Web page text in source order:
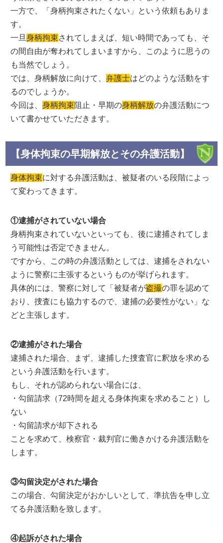
一方で、「身柄拘束されたくない」という依頼もありま
す。
一旦身柄拘束されてしまえば、短い時間であっても、そ
の間自由が奪われてしまいますから、このように思うの
も当然でしょう。
では、身柄解放に向けて、弁護士はどのような活動をす
るのでしょうか。
今回は、身柄拘束阻止・早期の身柄解放の弁護活動につ
いて書かせていただきます。
【身体拘束の早期解放とその弁護活動】
身体拘束に対する弁護活動は、被疑者のいる段階によっ
て変わってきます。
①逮捕がされていない場合
身柄拘束されていないといっても、後に逮捕されてしま
う可能性は否定できません。
ですから、この時の弁護活動としては、逮捕をされない
ように警察に主張するというものが挙げられます。
具体的には、警察に対して「被疑者が盗撮の罪を認めて
おり、捜査にも協力するので、逮捕の必要性がない」な
どと主張します。
②逮捕がされた場合
逮捕された場合、まず、逮捕した捜査官に釈放を求める
という弁護活動を行います。
もし、それが認められない場合には、
・勾留請求（72時間を超える身体拘束を求めること）し
ない
・勾留請求が却下される
ことを求めて、検察官・裁判官に働きかける弁護活動を
します。
③勾留決定がされた場合
この場合、勾留決定がおかしいとして、準抗告を申し立
てる弁護活動を致します。
④起訴がされた場合